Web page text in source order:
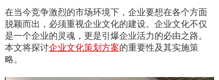
在当今竞争激烈的市场环境下，企业要想在各个方面
脱颖而出，必须重视企业文化的建设。企业文化不仅
是一个企业的灵魂，更是引爆企业活力的必由之路。
本文将探讨企业文化策划方案的重要性及其实施策
略。